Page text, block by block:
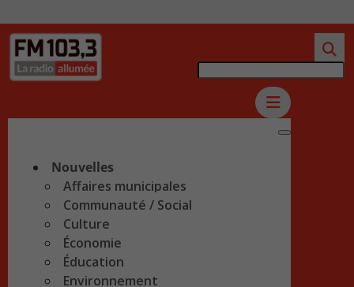
Nouvelles
Affaires municipales
Communauté / Social
Culture
Économie
Éducation
Environnement